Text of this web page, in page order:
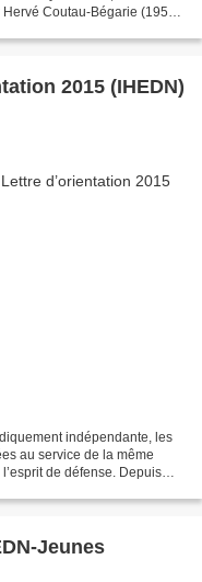
Coutau-Bégarie (1956-
2015 (IHEDN)
indépendante, les
au service de la même
de défense. Depuis
Jeunes